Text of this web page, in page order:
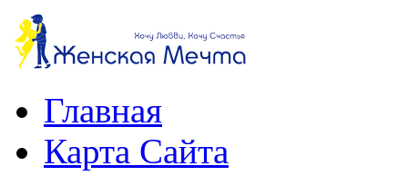
Главная
Карта Сайта